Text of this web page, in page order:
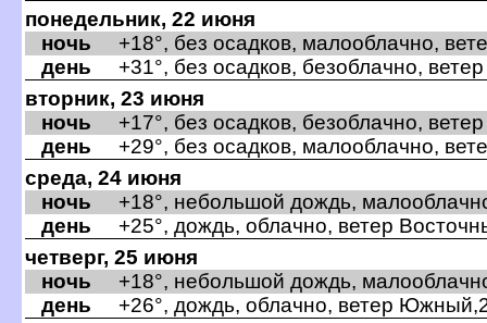
понедельник, 22 июня
ночь +18°, без осадков, малооблачно,
день +31°, без осадков, безоблачно,
торник, 23 июня
ночь +17°, без осадков, безоблачно,
день +29°, без осадков, малооблачно,
среда, 24 июня
ночь +18°, небольшой дождь,
день +25°, дождь, облачно, ветер
четверг, 25 июня
ночь +18°, небольшой дождь,
день +26°, дождь, облачно, ветер